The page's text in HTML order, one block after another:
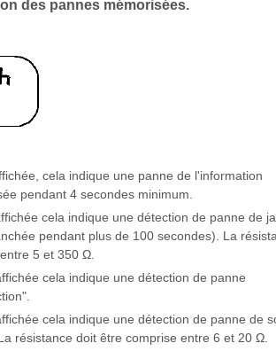
des pannes mémorisées.
cela indique une panne de l'information
pendant 4 secondes minimum.
cela indique une détection de panne de
pendant plus de 100 secondes). La
5 et 350 Ω.
cela indique une détection de panne
cela indique une détection de panne de
résistance doit être comprise entre 6 et 20 Ω.